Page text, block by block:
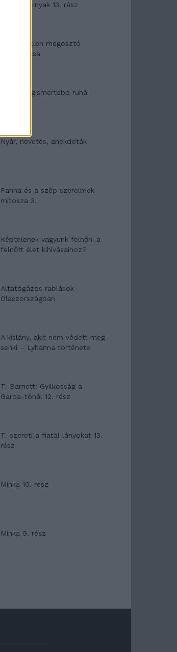
örökölt árnyak 13. rész
Woody Allen megosztó
zsenialitása
A világ legismertebb ruhái
Nyár, nevetés, anekdoták
Panna és a szép szerelmek
mítosza 3.
Képtelenek vagyunk felnőni a
felnőtt élet kihívásaihoz?
Altatógázos rablások
Olaszországban
A kislány, akit nem védett meg
senki – Lyhanna története
T. Barnett: Gyilkosság a
Garda-tónál 12. rész
T. szereti a fiatal lányokat 13.
rész
Minka 10. rész
Minka 9. rész